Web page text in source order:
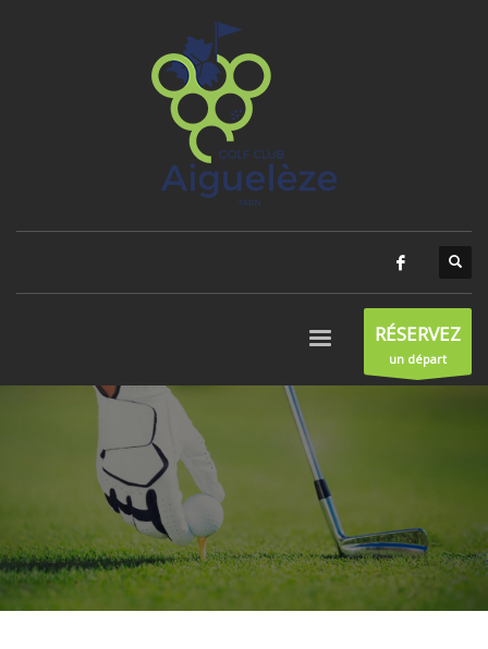
RÉSERVEZ
un départ